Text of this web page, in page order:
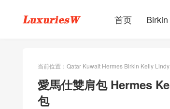
首页 Birkin
当前位置： Qatar Kuwait Hermes Birkin Kelly
愛馬仕雙肩包 Hermes
包